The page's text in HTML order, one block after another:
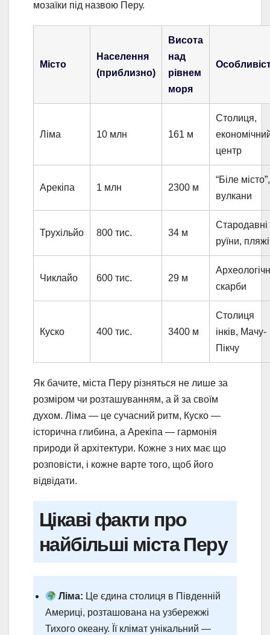
мозаїки під назвою Перу.
Місто
Населення
(приблизно)
Висота
над
рівнем
моря
Ліма 10 млн 161 м
Столиця,
центр
Арекіпа 1 млн 2300 м
“Біле місто”,
вулкани
Трухільйо 800 тис. 34 м
Стародавні
руїни, пляжі
Чиклайо 600 тис. 29 м
скарби
Куско 400 тис. 3400 м
Столиця
інків, Мачу-
Пікчу
Як бачите, міста Перу різняться не лише за
розміром чи розташуванням, а й за своїм
духом. Ліма — це сучасний ритм, Куско —
історична глибина, а Арекіпа — гармонія
природи й архітектури. Кожне з них має що
розповісти, і кожне варте того, щоб його
відвідати.
Цікаві факти про
найбільші міста Перу
Ліма: Це єдина столиця в Південній
Америці, розташована на узбережжі
Тихого океану. Її клімат унікальний —